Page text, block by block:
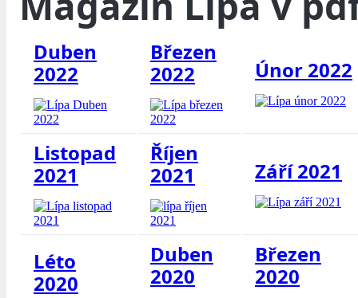
Duben
2022
Březen
2022
Únor 2022
Listopad
2021
Říjen
2021
Září 2021
Léto
2020
Duben
2020
Březen
2020